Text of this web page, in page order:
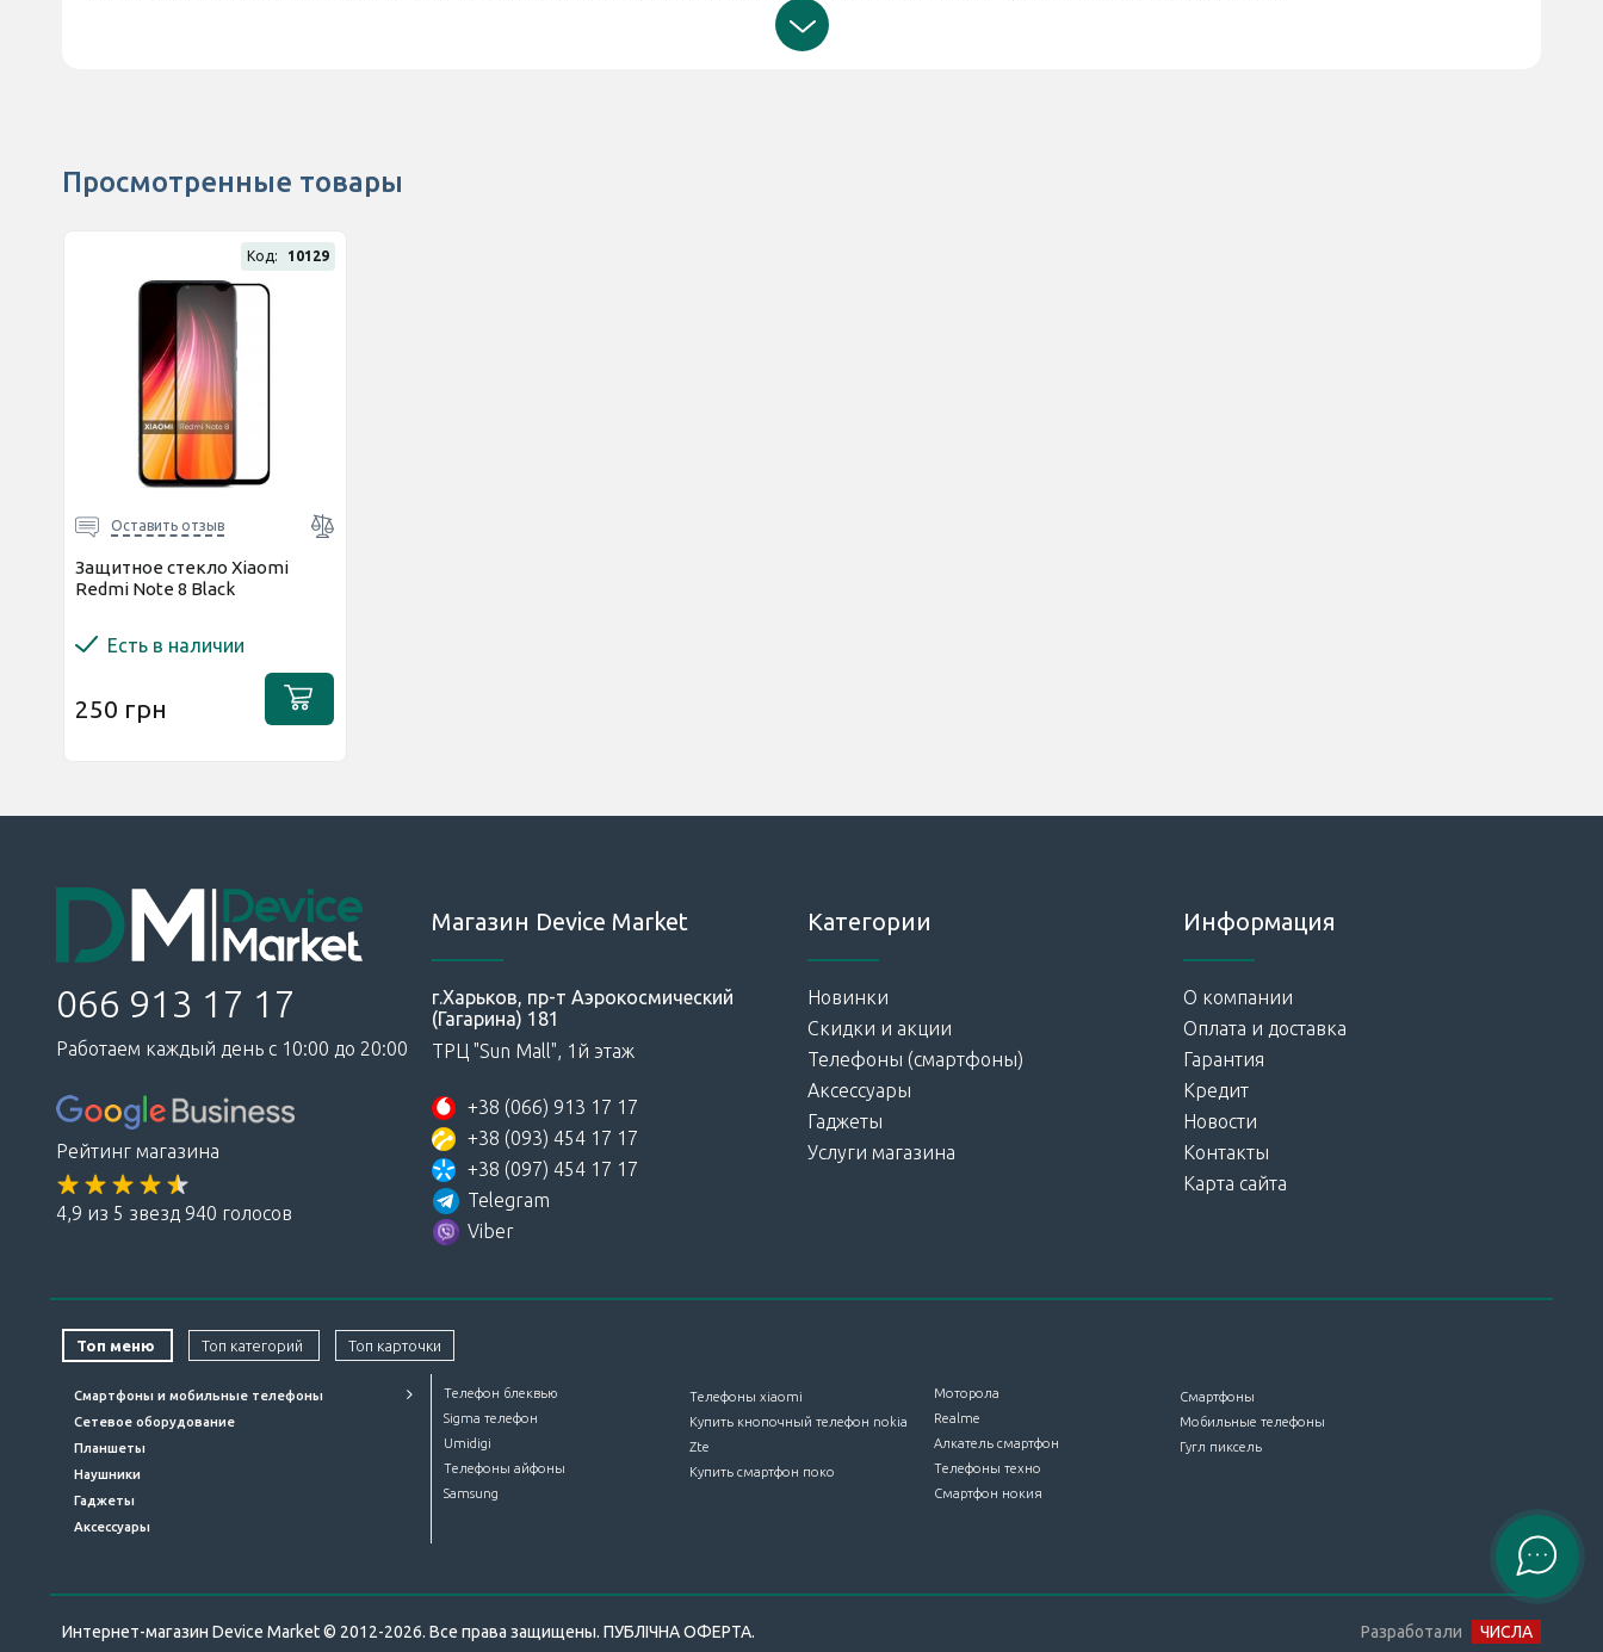
Просмотренные товары
Код: 10129
Оставить отзыв
Защитное стекло Xiaomi
Redmi Note 8 Black
Есть в наличии
250 грн
066 913 17 17
Работаем каждый день с 10:00 до 20:00
Рейтинг магазина
4,9 из 5 звезд 940 голосов
Магазин Device Market
г.Харьков, пр-т Аэрокосмический
(Гагарина) 181
ТРЦ "Sun Mall", 1й этаж
+38 (066) 913 17 17
+38 (093) 454 17 17
+38 (097) 454 17 17
Telegram
Viber
Категории
Новинки
Скидки и акции
Телефоны (смартфоны)
Аксессуары
Гаджеты
Услуги магазина
Информация
О компании
Оплата и доставка
Гарантия
Кредит
Новости
Контакты
Карта сайта
Топ меню Топ категорий Топ карточки
Смартфоны и мобильные телефоны
Сетевое оборудование
Планшеты
Наушники
Гаджеты
Аксессуары
Телефон блеквью
Sigma телефон
Umidigi
Телефоны айфоны
Samsung
Телефоны xiaomi
Купить кнопочный телефон nokia
Zte
Купить смартфон поко
Моторола
Realme
Алкатель смартфон
Телефоны техно
Смартфон нокия
Смартфоны
Мобильные телефоны
Гугл пиксель
Интернет-магазин Device Market © 2012-2026. Все права защищены. ПУБЛІЧНА ОФЕРТА. Разработали ЧИСЛА